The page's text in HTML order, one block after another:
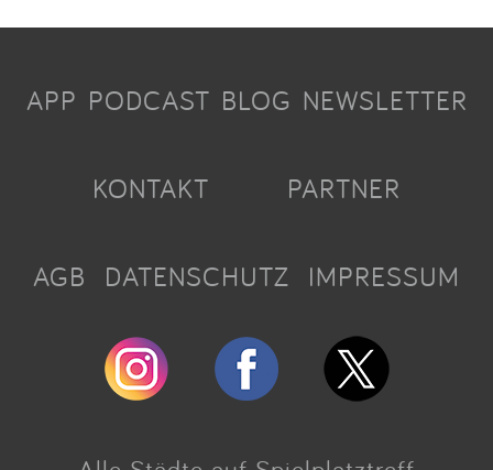
APP PODCAST BLOG NEWSLETTER
KONTAKT PARTNER
AGB DATENSCHUTZ IMPRESSUM